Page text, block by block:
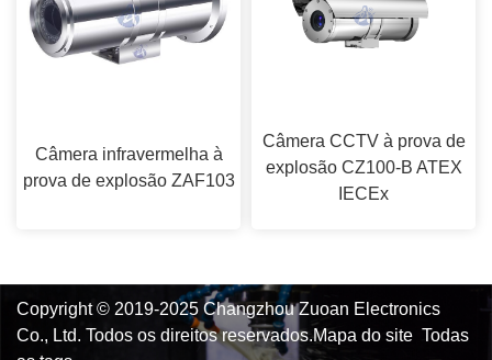
Câmera infravermelha à
prova de explosão ZAF103
Câmera CCTV à prova de
explosão CZ100-B ATEX
IECEx
Copyright © 2019-2025 Changzhou Zuoan Electronics
Co., Ltd. Todos os direitos reservados.Mapa do site Todas